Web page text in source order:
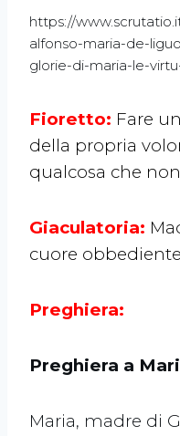
https://
alfonso-maria-de-
glorie-di-maria-le-
Fioretto: Fare
della propria
qualcosa che
Giaculatoria:
cuore
Preghiera:
Preghiera a
Maria, madre di